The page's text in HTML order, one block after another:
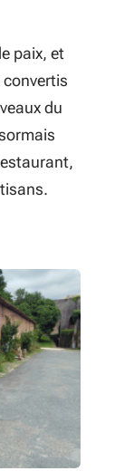
paix, et
du